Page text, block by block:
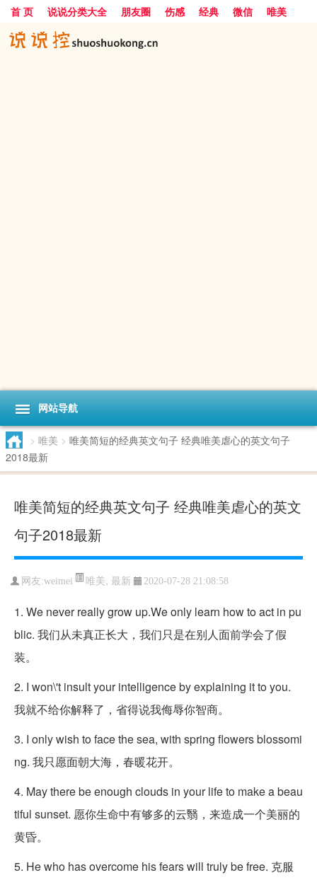
首 页 说说分类大全 朋友圈 伤感 经典 微信
唯美
励志
爱情 搞笑
网站导航
> 唯美 > 唯美简短的经典英文句子 经典唯美虐心的英文句子
2018最新
唯美简短的经典英文句子 经典唯美虐心的英文
句子2018最新
网友:weimei 唯美, 最新 2020-07-28 21:08:58
1. We never really grow up.We only learn how to act in pu
blic. 我们从未真正长大，我们只是在别人面前学会了假
装。
2. I won\'t insult your intelligence by explaining it to you.
我就不给你解释了，省得说我侮辱你智商。
3. I only wish to face the sea, with spring flowers blossomi
ng. 我只愿面朝大海，春暖花开。
4. May there be enough clouds in your life to make a beau
tiful sunset. 愿你生命中有够多的云翳，来造成一个美丽的
黄昏。
5. He who has overcome his fears will truly be free. 克服